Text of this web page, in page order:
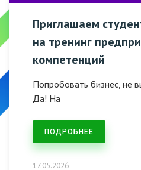
Приглашаем
на тренинг
компетенций
Попробовать бизнес, не
Да! На
ПОДРОБНЕЕ
17.05.2026